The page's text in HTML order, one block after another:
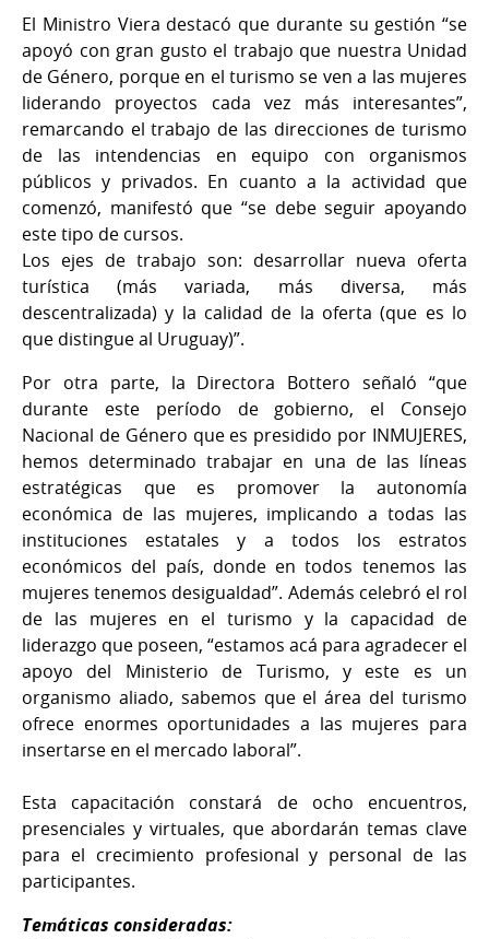
El Ministro Viera destacó que durante su gestión “se
apoyó con gran gusto el trabajo que nuestra Unidad
de Género, porque en el turismo se ven a las mujeres
liderando proyectos cada vez más interesantes”,
remarcando el trabajo de las direcciones de turismo
de las intendencias en equipo con organismos
públicos y privados. En cuanto a la actividad que
comenzó, manifestó que “se debe seguir apoyando
este tipo de cursos.
Los ejes de trabajo son: desarrollar nueva oferta
turística (más variada, más diversa, más
descentralizada) y la calidad de la oferta (que es lo
que distingue al Uruguay)”.
Por otra parte, la Directora Bottero señaló “que
durante este período de gobierno, el Consejo
Nacional de Género que es presidido por INMUJERES,
hemos determinado trabajar en una de las líneas
estratégicas que es promover la autonomía
económica de las mujeres, implicando a todas las
instituciones estatales y a todos los estratos
económicos del país, donde en todos tenemos las
mujeres tenemos desigualdad”. Además celebró el rol
de las mujeres en el turismo y la capacidad de
liderazgo que poseen, “estamos acá para agradecer el
apoyo del Ministerio de Turismo, y este es un
organismo aliado, sabemos que el área del turismo
ofrece enormes oportunidades a las mujeres para
insertarse en el mercado laboral”.
Esta capacitación constará de ocho encuentros,
presenciales y virtuales, que abordarán temas clave
para el crecimiento profesional y personal de las
participantes.
Temáticas consideradas: